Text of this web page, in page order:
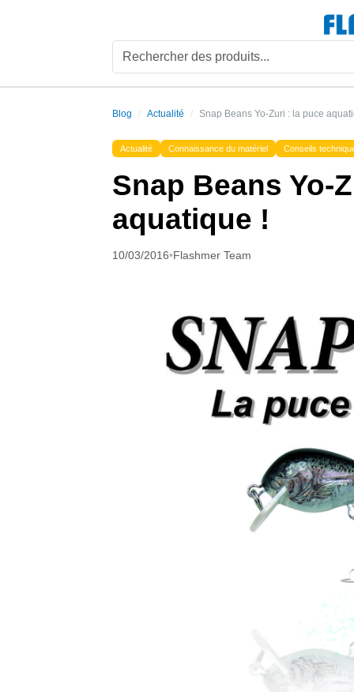
Blog Actualité Snap Beans Yo-Zuri : la puce
Actualité Connaissance du matériel Conseils
Snap Beans Yo-
aquatique !
10/03/2016•Flashmer Team